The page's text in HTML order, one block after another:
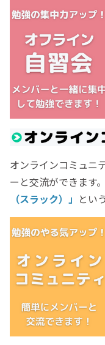
オンラインコミュニ
ーと交流ができます
（スラック）」 とい